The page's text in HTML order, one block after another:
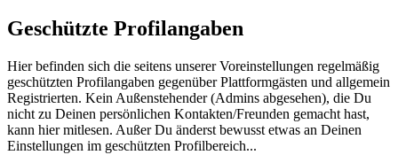
Geschützte Profilangaben
Hier befinden sich die seitens unserer Voreinstellungen regelmäßig
geschützten Profilangaben gegenüber Plattformgästen und allgemein
Registrierten. Kein Außenstehender (Admins abgesehen), die Du
nicht zu Deinen persönlichen Kontakten/Freunden gemacht hast,
kann hier mitlesen. Außer Du änderst bewusst etwas an Deinen
Einstellungen im geschützten Profilbereich...